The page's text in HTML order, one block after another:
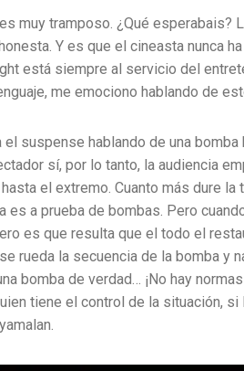
muy tramposo. ¿Qué esperabais?
Y es que el cineasta nunca
está siempre al servicio del
me emociono hablando de
suspense hablando de una
sí, por lo tanto, la audiencia
el extremo. Cuanto más dure
es a prueba de bombas. Pero
es que resulta que el todo el
rueda la secuencia de la bomba y
bomba de verdad… ¡No hay
tiene el control de la situación,